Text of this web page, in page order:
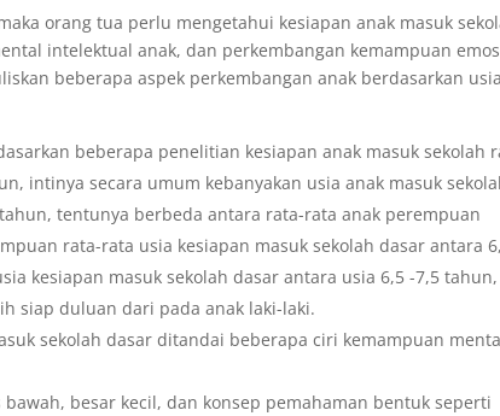
orang tua perlu mengetahui kesiapan anak masuk
intelektual anak, dan perkembangan kemampuan
beberapa aspek perkembangan anak berdasarkan usia
beberapa penelitian kesiapan anak masuk sekolah
intinya secara umum kebanyakan usia anak masuk
tentunya berbeda antara rata-rata anak perempuan
rata-rata usia kesiapan masuk sekolah dasar antara
kesiapan masuk sekolah dasar antara usia 6,5 -7,5 tahun,
siap duluan dari pada anak laki-laki.
sekolah dasar ditandai beberapa ciri kemampuan
besar kecil, dan konsep pemahaman bentuk seperti